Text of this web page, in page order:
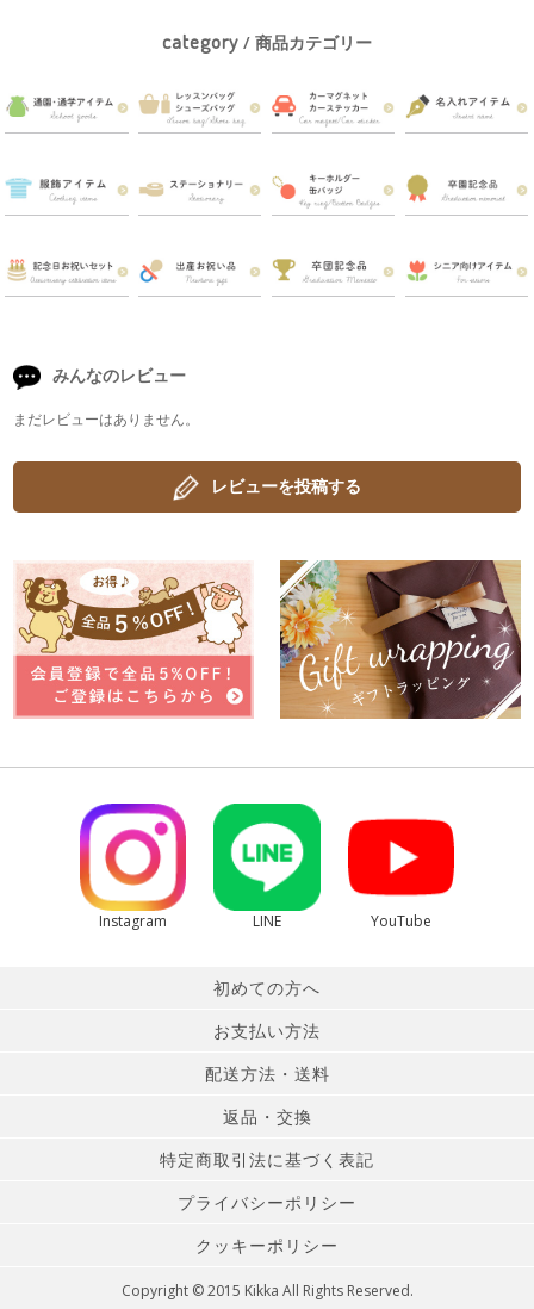
category / 商品カテゴリー
みんなのレビュー
まだレビューはありません。
レビューを投稿する
Instagram LINE YouTube
初めての方へ
お支払い方法
配送方法・送料
返品・交換
特定商取引法に基づく表記
プライバシーポリシー
クッキーポリシー
Copyright © 2015 Kikka All Rights Reserved.